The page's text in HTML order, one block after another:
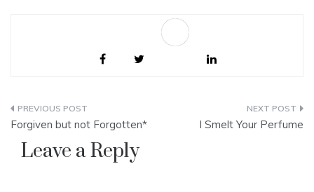
itu semburat oranye
menggelayut. Matahari
gedung berdandan
dengan lampu kuning
Post
navigation
Forgiven but not Forgotten* I Smelt Your Perfume
Leave a Reply